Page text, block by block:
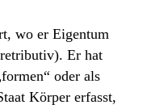
wo er Eigentum
Er hat
oder als
Körper erfasst,